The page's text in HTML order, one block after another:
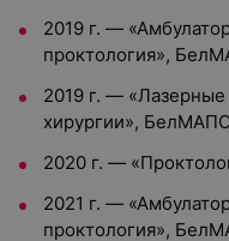
2019 г. —
проктология»,
2019 г. — «Лазерные
хирургии»,
2020 г. —
2021 г. —
проктология»,